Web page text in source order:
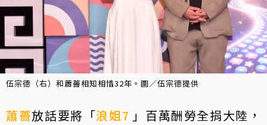
伍宗德（右）和蕭薔相知相惜32年。圖／伍宗德提供
蕭薔放話要將「浪姐7 」百萬酬勞全捐大陸，